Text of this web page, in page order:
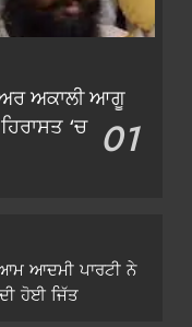
ਅਕਾਲੀ ਆਗੂ
‘ਚ 01
ਆਦਮੀ ਪਾਰਟੀ ਨੇ
ਹੋਈ ਜਿੱਤ